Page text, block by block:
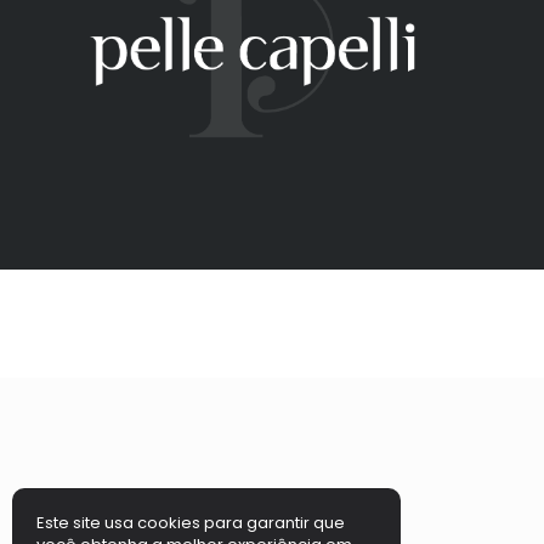
Este site usa cookies para garantir que